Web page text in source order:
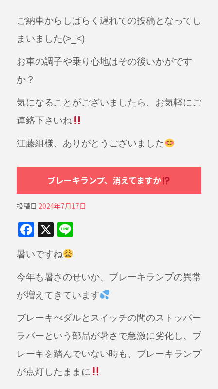
ご納車からしばらく遅れての投稿となってし
まいました(>_<)
お車の調子や乗り心地はその後いかがです
か？
気になることがございましたら、お気軽にご
連絡下さいね
江藤組様、ありがとうございました
ブレーキランプ、消えてますか
投稿日 2024年7月17日
F
a
c
e
b
o
k
X Li
暑いですね
今年も暑さのせいか、ブレーキランプの異常
が増えてきています
ブレーキぺダルとスイッチの間のストッパー
ラバーという部品が暑さで急激に劣化し、ブ
レーキを踏んでいない時も、ブレーキランプ
が点灯したままに